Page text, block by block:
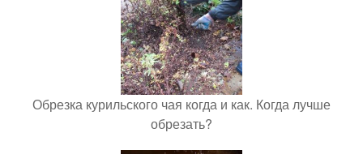
Обрезка курильского чая когда и как. Когда лучше
обрезать?